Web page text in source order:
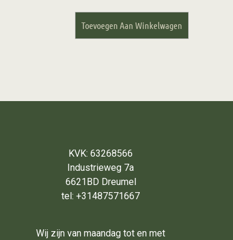
Toevoegen Aan Winkelwagen
KVK: 63268566
Industrieweg 7a
6621BD Dreumel
tel: +31487571667
Wij zijn van maandag tot en met